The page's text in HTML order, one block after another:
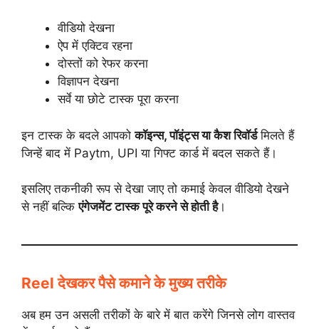
वीडियो देखना
ऐप में एक्टिव रहना
दोस्तों को रेफर करना
विज्ञापन देखना
सर्वे या छोटे टास्क पूरा करना
इन टास्क के बदले आपकोकॉइन्स, पॉइंट्स या कैश रिवॉर्डमिलते हैं
जिन्हें बाद में Paytm, UPI या गिफ्ट कार्ड में बदल सकते हैं।
इसलिए तकनीकी रूप से देखा जाए तो कमाई केवल वीडियो देखने
से नहीं बल्किएंगेजमेंट टास्क पूरे करने से होती है।
Reel देखकर पैसे कमाने के मुख्य तरीके
अब हम उन असली तरीकों के बारे में बात करेंगे जिनसे लोग वास्तव